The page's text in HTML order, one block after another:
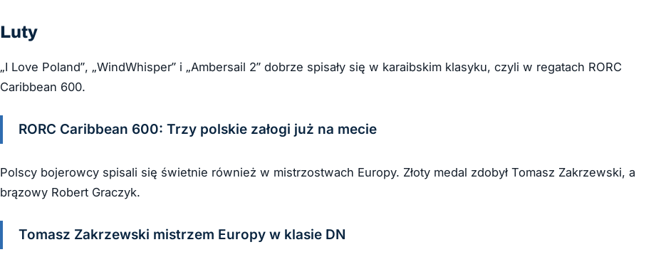
Luty
„I Love Poland”, „WindWhisper” i „Ambersail 2” dobrze spisały się w karaibskim klasyku, czyli w regatach RORC
Caribbean 600.
RORC Caribbean 600: Trzy polskie załogi już na mecie
Polscy bojerowcy spisali się świetnie również w mistrzostwach Europy. Złoty medal zdobył Tomasz Zakrzewski, a
brązowy Robert Graczyk.
Tomasz Zakrzewski mistrzem Europy w klasie DN